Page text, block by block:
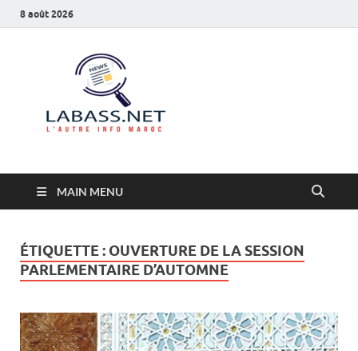
8 août 2026
MAIN MENU
ÉTIQUETTE : OUVERTURE DE LA SESSION
PARLEMENTAIRE D’AUTOMNE